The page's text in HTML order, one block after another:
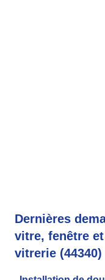
Dernières
vitre, fenêtre
vitrerie (44340)